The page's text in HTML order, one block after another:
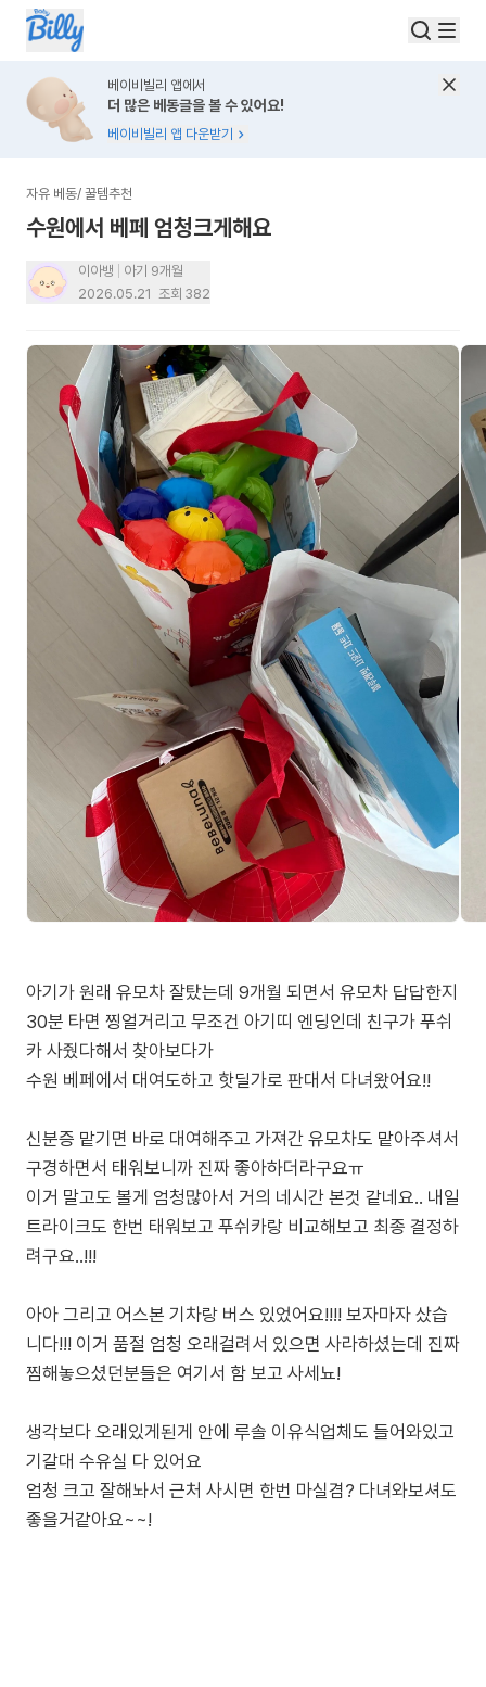
베이비빌리 앱에서
더 많은 베동글을 볼 수 있어요!
베이비빌리 앱 다운받기
자유 베동/ 꿀템추천
수원에서 베페 엄청크게해요
이아뱅
아기 9개월
2026.05.21 조회 382
아기가 원래 유모차 잘탔는데 9개월 되면서 유모차 답답한지
30분 타면 찡얼거리고 무조건 아기띠 엔딩인데 친구가 푸쉬
카 사줬다해서 찾아보다가
수원 베페에서 대여도하고 핫딜가로 판대서 다녀왔어요!!
신분증 맡기면 바로 대여해주고 가져간 유모차도 맡아주셔서
구경하면서 태워보니까 진짜 좋아하더라구요ㅠ
이거 말고도 볼게 엄청많아서 거의 네시간 본것 같네요.. 내일
트라이크도 한번 태워보고 푸쉬카랑 비교해보고 최종 결정하
려구요..!!!
아아 그리고 어스본 기차랑 버스 있었어요!!!! 보자마자 샀습
니다!!! 이거 품절 엄청 오래걸려서 있으면 사라하셨는데 진짜
찜해놓으셨던분들은 여기서 함 보고 사세뇨!
생각보다 오래있게된게 안에 루솔 이유식업체도 들어와있고
기갈대 수유실 다 있어요
엄청 크고 잘해놔서 근처 사시면 한번 마실겸? 다녀와보셔도
좋을거같아요~~!